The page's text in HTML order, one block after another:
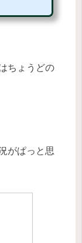
ちょうどの
がぱっと思